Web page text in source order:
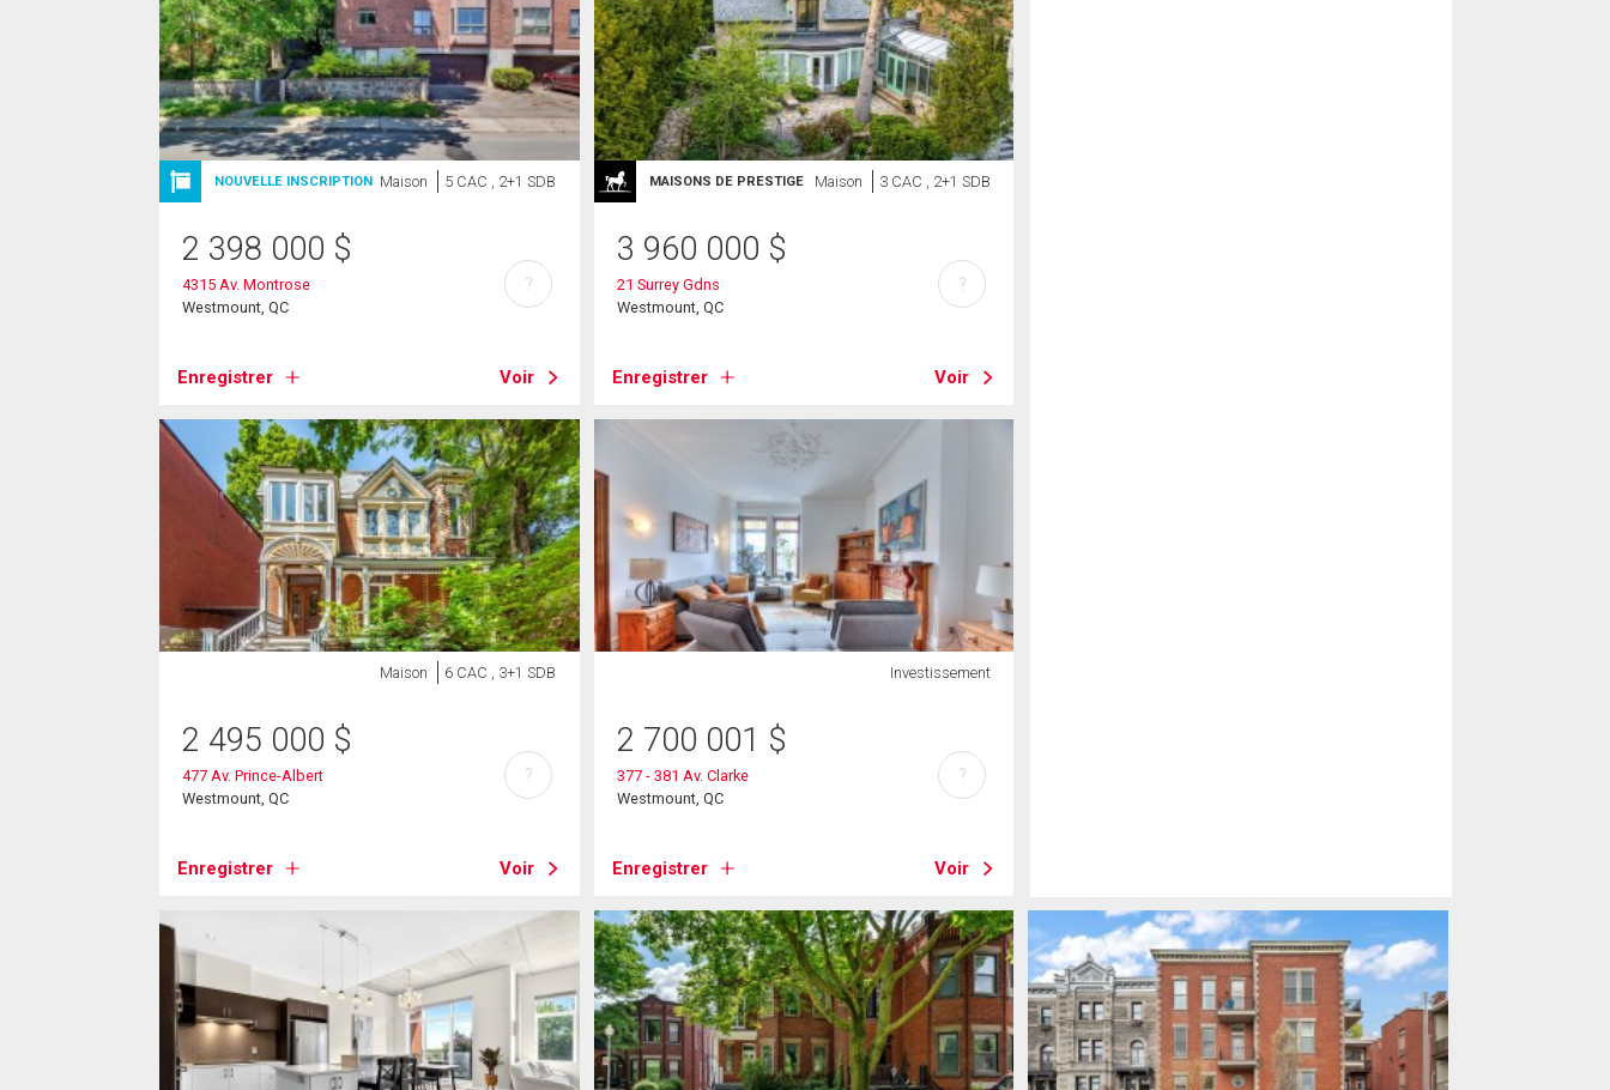
NOUVELLE INSCRIPTION Maison 5 CAC , 2+1 SDB
2 398 000 $
4315 Av. Montrose
Westmount, QC
Enregistrer Voir
?
MAISONS DE PRESTIGE Maison 3 CAC , 2+1 SDB
3 960 000 $
21 Surrey Gdns
Westmount, QC
Enregistrer Voir
?
Maison 6 CAC , 3+1 SDB
2 495 000 $
477 Av. Prince-Albert
Westmount, QC
Enregistrer Voir
?
Investissement
2 700 001 $
377 - 381 Av. Clarke
Westmount, QC
Enregistrer Voir
?